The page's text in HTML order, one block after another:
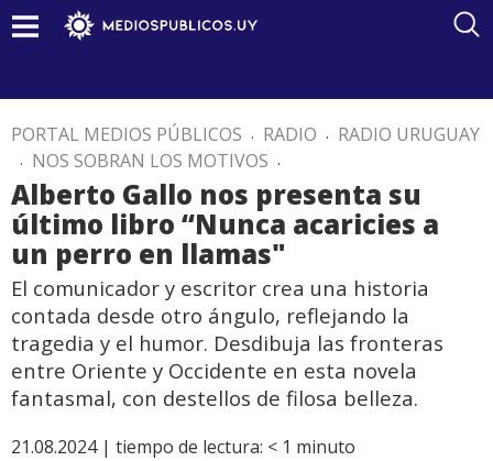
PORTAL MEDIOS PÚBLICOS . RADIO . RADIO URUGUAY
. NOS SOBRAN LOS MOTIVOS .
Alberto Gallo nos presenta su
último libro “Nunca acaricies a
un perro en llamas"
El comunicador y escritor crea una historia
contada desde otro ángulo, reflejando la
tragedia y el humor. Desdibuja las fronteras
entre Oriente y Occidente en esta novela
fantasmal, con destellos de filosa belleza.
21.08.2024 | tiempo de lectura: < 1 minuto